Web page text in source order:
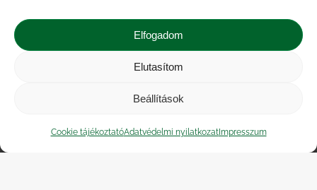
Elfogadom
Elutasítom
Beállítások
Cookie tájékoztatóAdatvédelmi nyilatkozatImpresszum
zöldség árak
átlagárértékesítési ár
Közérdekű adatok
| Adatvédelmi nyilatkozat
|